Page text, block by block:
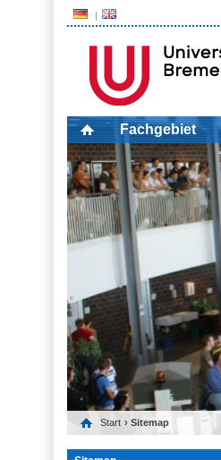
Fachgebiet
Start › Sitemap